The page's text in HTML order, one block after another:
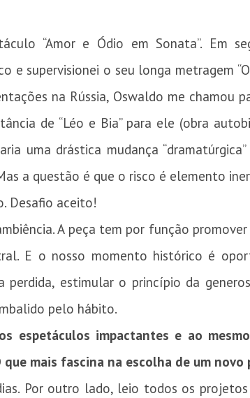
“Amor e Ódio em Sonata”. Em
e supervisionei o seu longa metragem
na Rússia, Oswaldo me chamou
de “Léo e Bia” para ele (obra
uma drástica mudança
a questão é que o risco é elemento
Desafio aceito!
A peça tem por função
E o nosso momento histórico é
estimular o princípio da
pelo hábito.
espetáculos impactantes e ao
que mais fascina na escolha de um novo
Por outro lado, leio todos os